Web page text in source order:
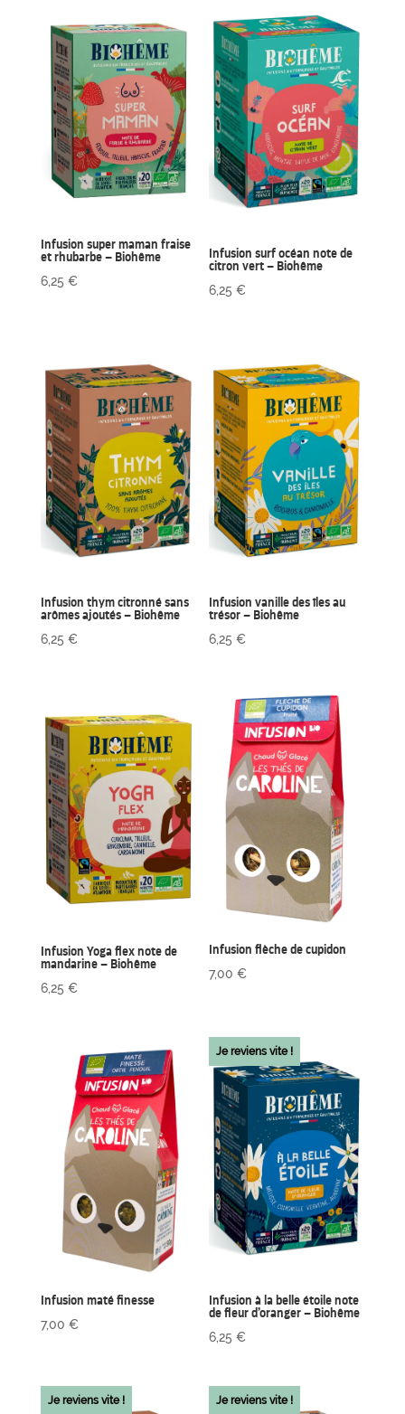
Infusion super maman fraise
et rhubarbe – Biohême
6,25 €
Infusion surf océan note de
citron vert – Biohême
6,25€
Infusion thym citronné sans
arômes ajoutés – Biohême
6,25 €
Infusion vanille des îles au
trésor – Biohême
6,25€
Infusion Yoga flex note de
mandarine – Biohême
6,25 €
Infusion flèche de cupidon
7,00€
Infusion maté finesse
7,00 €
Je reviens vite !
Infusion à la belle étoile note
de fleur d’oranger – Biohême
6,25€
Je reviens vite ! Je reviens vite !